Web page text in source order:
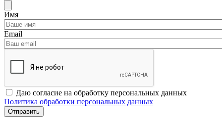
Имя
Email
Даю согласие на обработку персональных данных
Политика обработки персональных данных